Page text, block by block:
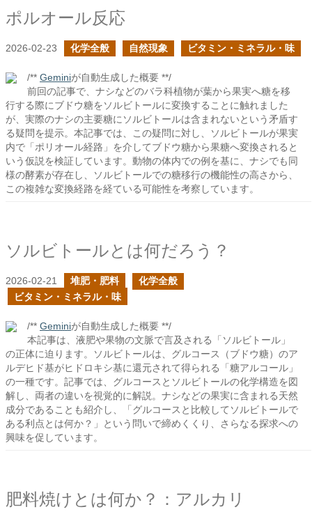
ポルオール反応
2026-02-23 化学全般 自然現象 ビタミン・ミネラル・味
/** Geminiが自動生成した概要 **/
前回の記事で、ナシなどのバラ科植物が葉から果実へ糖を移
行する際にブドウ糖をソルビトールに変換することに触れました
が、実際のナシの主要糖にソルビトールは含まれないという矛盾す
る疑問を提示。本記事では、この疑問に対し、ソルビトールが果実
内で「ポリオール経路」を介してブドウ糖から果糖へ変換されると
いう仮説を検証しています。動物の体内での例を基に、ナシでも同
様の酵素が存在し、ソルビトールでの糖移行の機能性の高さから、
この複雑な変換経路を経ている可能性を考察しています。
ソルビトールとは何だろう？
2026-02-21 堆肥・肥料
化学全般
ビタミン・ミネラル・味
/** Geminiが自動生成した概要 **/
本記事は、液肥や果物の文脈で言及される「ソルビトール」
の正体に迫ります。ソルビトールは、グルコース（ブドウ糖）のア
ルデヒド基がヒドロキシ基に還元されて得られる「糖アルコール」
の一種です。記事では、グルコースとソルビトールの化学構造を図
解し、両者の違いを視覚的に解説。ナシなどの果実に含まれる天然
成分であることも紹介し、「グルコースと比較してソルビトールで
ある利点とは何か？」という問いで締めくくり、さらなる探求への
興味を促しています。
肥料焼けとは何か？：アルカリ